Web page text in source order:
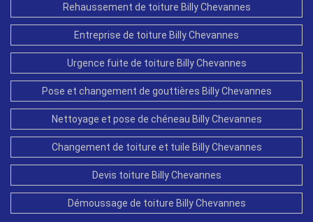
Rehaussement de toiture Billy Chevannes
Entreprise de toiture Billy Chevannes
Urgence fuite de toiture Billy Chevannes
Pose et changement de gouttières Billy Chevannes
Nettoyage et pose de chéneau Billy Chevannes
Changement de toiture et tuile Billy Chevannes
Devis toiture Billy Chevannes
Démoussage de toiture Billy Chevannes